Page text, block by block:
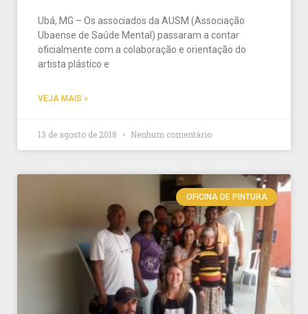
Ubá, MG – Os associados da AUSM (Associação
Ubaense de Saúde Mental) passaram a contar
oficialmente com a colaboração e orientação do
artista plástico e
VEJA MAIS »
13 de agosto de 2018 Nenhum comentário
OFICINA DE PINTURA